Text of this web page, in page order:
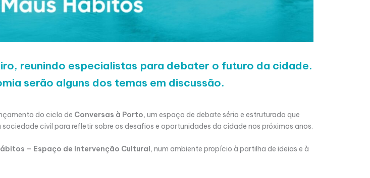
reunindo especialistas para debater o futuro da cidade.
serão alguns dos temas em discussão.
do ciclo de Conversas à Porto, um espaço de debate sério e estruturado que
civil para refletir sobre os desafios e oportunidades da cidade nos próximos anos.
– Espaço de Intervenção Cultural , num ambiente propício à partilha de ideias e à